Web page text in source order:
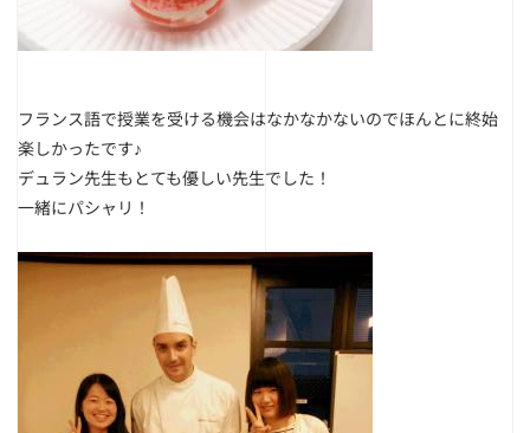
フランス語で授業を受ける機会はなかなかないのでほんとに終始
楽しかったです♪
デュラン先生もとても優しい先生でした！
一緒にパシャリ！